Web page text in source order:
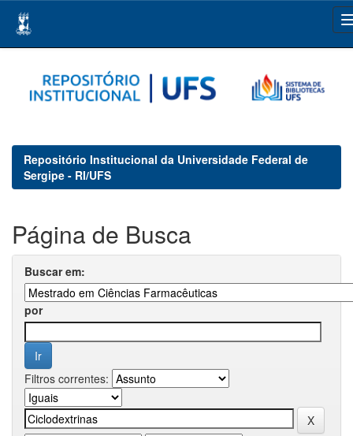
navigation
Repositório Institucional da Universidade Federal de
Sergipe - RI/UFS
Página de Busca
Buscar em:
por
Filtros correntes: